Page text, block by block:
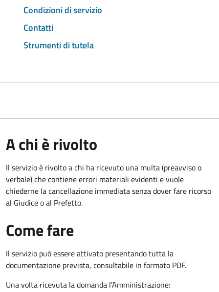
Condizioni di servizio
Contatti
Strumenti di tutela
A chi è rivolto
Il servizio è rivolto a chi ha ricevuto una multa (preavviso o
verbale) che contiene errori materiali evidenti e vuole
chiederne la cancellazione immediata senza dover fare ricorso
al Giudice o al Prefetto.
Come fare
Il servizio può essere attivato presentando tutta la
documentazione prevista, consultabile in formato PDF.
Una volta ricevuta la domanda l'Amministrazione: